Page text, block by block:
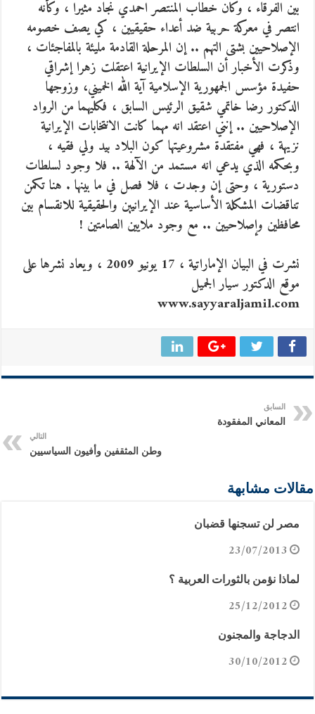
بين الفرقاء ، وكان خطاب المنتصر احمدي نجاد مثيرا ، وكأنه
انتصر في معركة حربية ضد أعداء حقيقيين ، كي يصف خصومه
الإصلاحيين بشتى التهم .. إن المرحلة القادمة مليئة بالمفاجئات ،
وذكرت الأخبار أن السلطات الإيرانية اعتقلت زهرا إشراقي
حفيدة مؤسس الجمهورية الإسلامية آية الله الخميني، وزوجها
الدكتور رضا خاتمي شقيق الرئيس السابق ، فكليهما من الرواد
الإصلاحيين .. إنني اعتقد انه مهما كانت الانتخابات الإيرانية
نزيهة ، فهي مفتقدة مشروعيتها كون البلاد بيد ولي فقيه ،
وبحكمه الذي يدعي انه مستمد من الآلهة .. فلا وجود لسلطات
دستورية ، وحتى إن وجدت ، فلا فصل في ما بينها . هنا تكمن
تناقضات المشكلة الأساسية عند الإيرانيين والحقيقية للانقسام بين
محافظين وإصلاحيين .. مع وجود ملايين الصامتين !
نشرت في البيان الإماراتية ، 17 يونيو 2009 ، ويعاد نشرها على
موقع الدكتور سيار الجميل
www.sayyaraljamil.com
السابق
المعاني المفقودة
التالي
وطن المثقفين وأفيون السياسيين
مقالات مشابهة
مصر لن تسجنها قضبان
23/07/2013
لماذا نؤمن بالثورات العربية ؟
25/12/2012
الدجاجة والمجنون
30/10/2012